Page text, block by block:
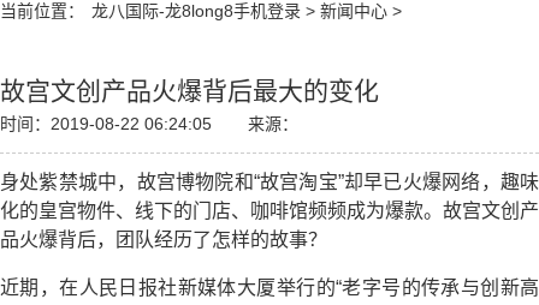
当前位置： 龙八国际-龙8long8手机登录 > 新闻中心 >
故宫文创产品火爆背后最大的变化
时间：2019-08-22 06:24:05 来源：
身处紫禁城中，故宫博物院和“故宫淘宝”却早已火爆网络，趣味
化的皇宫物件、线下的门店、咖啡馆频频成为爆款。故宫文创产
品火爆背后，团队经历了怎样的故事？
近期，在人民日报社新媒体大厦举行的“老字号的传承与创新高